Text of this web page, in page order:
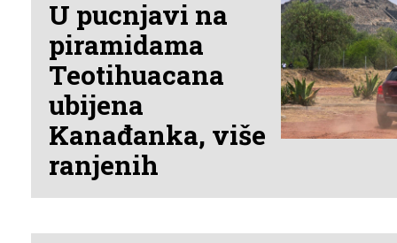
U pucnjavi na
piramidama
Teotihuacana
ubijena
Kanađanka, više
ranjenih